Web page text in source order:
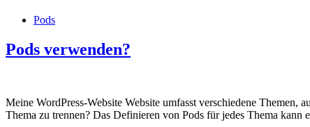
Pods
Pods verwenden?
Meine WordPress-Website Website umfasst verschiedene
Thema zu trennen? Das Definieren von Pods für jedes Thema kann